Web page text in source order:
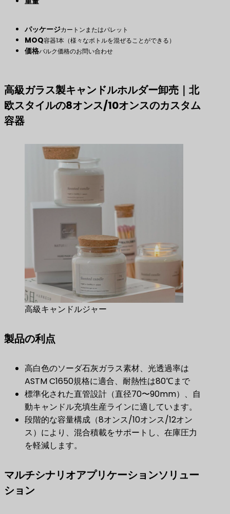
パッケージカートンまたはパレット
MOQ容器1本（様々なボトルを混ぜることができる）
価格バルク価格のお問い合わせ
高級ガラス製キャンドルホルダー卸売｜北
欧スタイルの8オンス/10オンスのカスタム
容器
高級キャンドルジャー
製品の利点
高白色のソーダ石灰ガラス素材、光透過率は
ASTM C1650規格に適合、耐熱性は80℃まで
標準化された直管設計（直径70〜90mm）、自
動キャンドル充填生産ラインに適しています。
段階的な容量構成（8オンス/10オンス/12オン
ス）により、混合積載をサポートし、在庫圧力
を軽減します。
マルチシナリオアプリケーションソリュー
ション